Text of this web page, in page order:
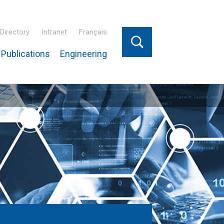
Directory Intranet Français
Publications Engineering